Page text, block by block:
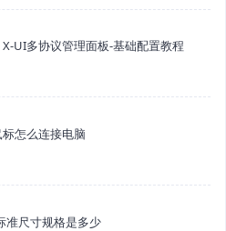
X-UI多协议管理面板-基础配置教程
怎么连接电脑
准尺寸规格是多少